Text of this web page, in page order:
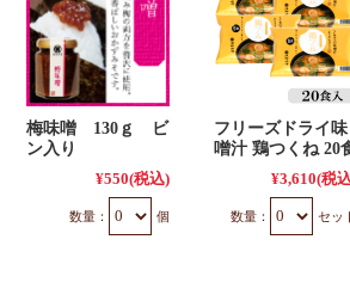
梅味噌 130ｇ ビ
ン入り
¥550(税込)
数量： 個
フリーズドライ味
噌汁 鶏つくね 20
¥3,610(税
数量： セッ